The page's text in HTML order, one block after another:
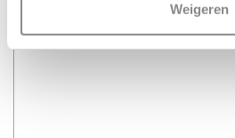
Weigeren